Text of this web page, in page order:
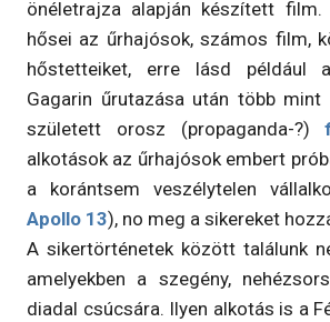
önéletrajza alapján készített film.
hősei az űrhajósok, számos film,
hőstetteiket, erre lásd például
Gagarin űrutazása után több mint
született orosz (propaganda-?)
alkotások az űrhajósok embert
a korántsem veszélytelen
Apollo 13), no meg a sikereket
A sikertörténetek között találunk
amelyekben a szegény,
diadal csúcsára. Ilyen alkotás is a